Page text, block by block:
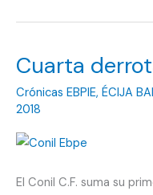
segunda
nos
falta
un
de
Cuarta
Crónicas EBPIE, ÉCIJA
2018
El Conil C.F. suma su